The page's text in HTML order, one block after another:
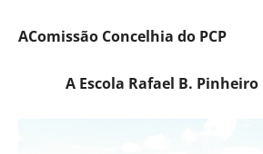
AComissão Concelhia do PCP
A Escola Rafael B.